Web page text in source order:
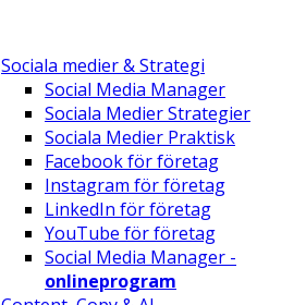
Sociala medier & Strategi
Social Media Manager
Sociala Medier Strategier
Sociala Medier Praktisk
Facebook för företag
Instagram för företag
LinkedIn för företag
YouTube för företag
Social Media Manager -
onlineprogram